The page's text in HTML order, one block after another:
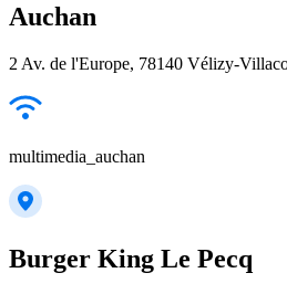
Auchan
2 Av. de l'Europe, 78140 Vélizy-
multimedia_auchan
Burger King Le Pecq